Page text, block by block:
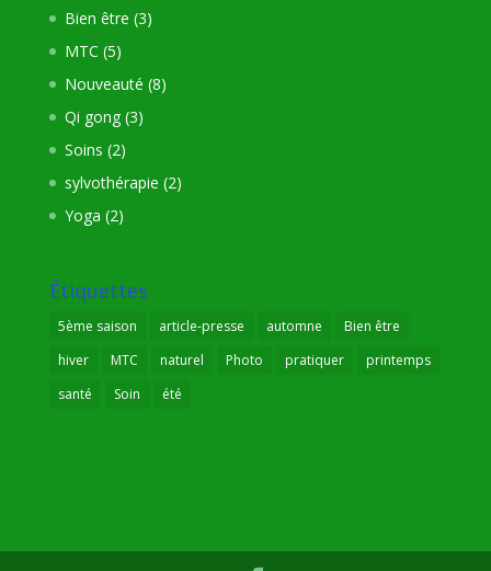
Bien être (3)
MTC (5)
Nouveauté (8)
Qi gong(3)
Soins (2)
sylvothérapie (2)
Yoga (2)
Étiquettes
5ème saison article-presse automne
Bien être
hiver
MTC naturel Photo pratiquer
printemps
santé
Soin été